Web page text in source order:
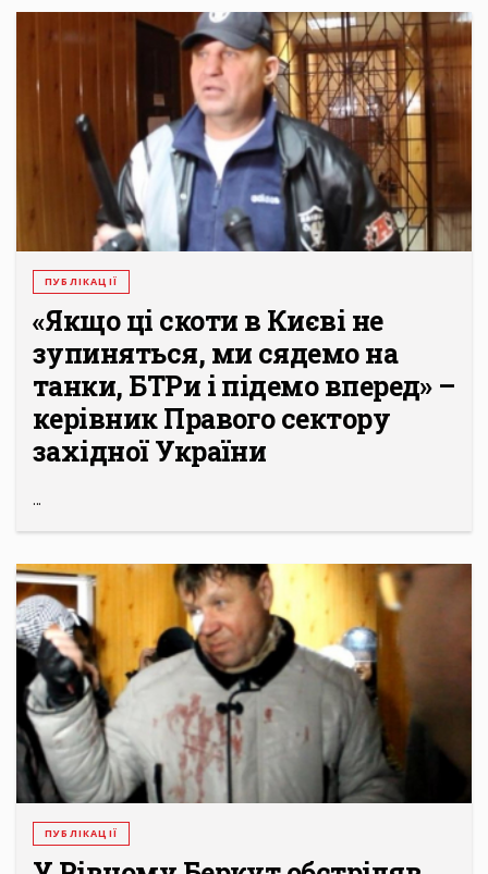
ПУБЛІКАЦІЇ
«Якщо ці скоти в Києві не
зупиняться, ми сядемо на
танки, БТРи і підемо вперед» –
керівник Правого сектору
західної України
...
ПУБЛІКАЦІЇ